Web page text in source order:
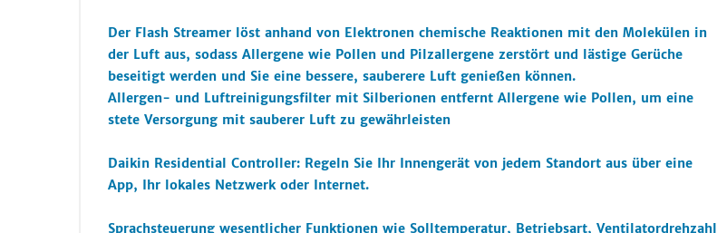
Der Flash Streamer löst anhand von Elektronen chemische Reaktionen mit den Molekülen in
der Luft aus, sodass Allergene wie Pollen und Pilzallergene zerstört und lästige Gerüche
beseitigt werden und Sie eine bessere, sauberere Luft genießen können.
Allergen- und Luftreinigungsfilter mit Silberionen entfernt Allergene wie Pollen, um eine
stete Versorgung mit sauberer Luft zu gewährleisten
Daikin Residential Controller: Regeln Sie Ihr Innengerät von jedem Standort aus über eine
App, Ihr lokales Netzwerk oder Internet.
Sprachsteuerung wesentlicher Funktionen wie Solltemperatur, Betriebsart, Ventilatordrehzahl